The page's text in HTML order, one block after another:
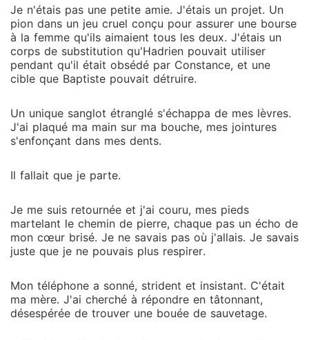
Je n'étais pas une petite amie. J'étais un projet. Un
pion dans un jeu cruel conçu pour assurer une bourse
à la femme qu'ils aimaient tous les deux. J'étais un
corps de substitution qu'Hadrien pouvait utiliser
pendant qu'il était obsédé par Constance, et une
cible que Baptiste pouvait détruire.
Un unique sanglot étranglé s'échappa de mes lèvres.
J'ai plaqué ma main sur ma bouche, mes jointures
s'enfonçant dans mes dents.
Il fallait que je parte.
Je me suis retournée et j'ai couru, mes pieds
martelant le chemin de pierre, chaque pas un écho de
mon cœur brisé. Je ne savais pas où j'allais. Je savais
juste que je ne pouvais plus respirer.
Mon téléphone a sonné, strident et insistant. C'était
ma mère. J'ai cherché à répondre en tâtonnant,
désespérée de trouver une bouée de sauvetage.